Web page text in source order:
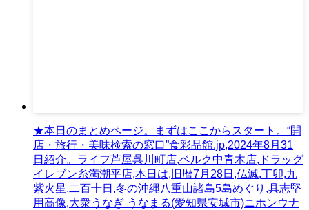
★本日のまとめページ。まずはここからスタート。“開
店・旅行・美味検索の窓口”食彩品館.jp,2024年8月31
日紹介。ライフ芦屋呉川町店,ベルク中青木店,ドラッグ
イレブン糸満潮平店,本日は,旧暦7月28日,仏滅,丁卯,九
紫火星,二百十日,冬の沖縄八重山諸島5島めぐり,具志堅
用高像,大衆うなぎ うなまる(愛知県安城市)ニホンウナ